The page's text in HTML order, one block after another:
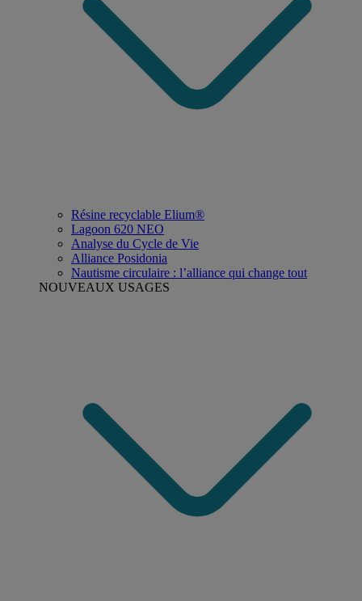
Résine recyclable Elium®
Lagoon 620 NEO
Analyse du Cycle de Vie
Alliance Posidonia
Nautisme circulaire : l’alliance qui change tout
NOUVEAUX USAGES